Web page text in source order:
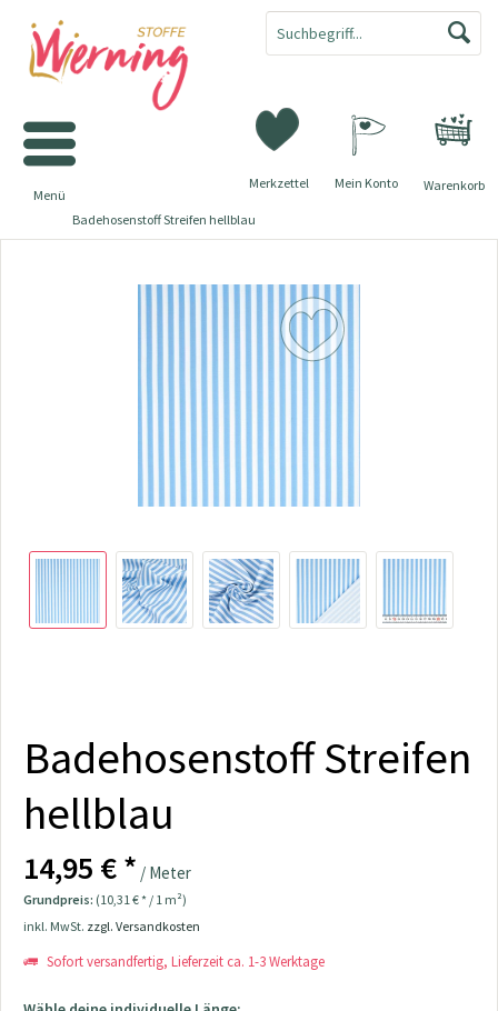
Warenkorb
Merkzettel Mein Konto
Menü
Badehosenstoff Streifen hellblau
Badehosenstoff Streifen
hellblau
14,95 € * / Meter
Grundpreis: (10,31 € * / 1 m²)
inkl. MwSt. zzgl. Versandkosten
Sofort versandfertig, Lieferzeit ca. 1-3 Werktage